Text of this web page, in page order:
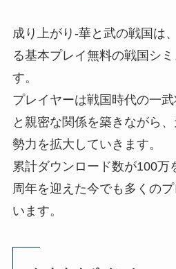
成り上がり-華と武の戦国は
る基本プレイ無料の戦国シ
す。
プレイヤーは戦国時代の一
と親密な関係を築きながら
勢力を拡大していきます。
累計ダウンロード数が100万
周年を迎えた今でも多くの
います。